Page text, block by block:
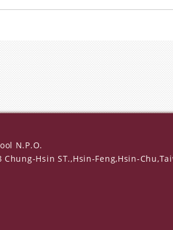
N.P.O.
Chung-Hsin ST.,Hsin-Feng,Hsin-